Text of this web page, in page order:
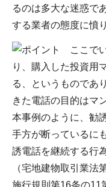
るのは多大な迷惑で
する業者の態度に憤
ここで
り、購入した投資用
る、というものであ
きた電話の目的はマ
本事例のように、勧
手方が断っているに
誘電話を継続する行
（宅地建物取引業法
施行規則第16条の11